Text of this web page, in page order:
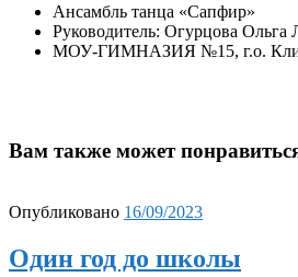
Ансамбль танца «Сапфир»
Руководитель: Огурцова Ольга
МОУ-ГИМНАЗИЯ №15, г.о.
Вам также может
Опубликовано 16/09/2023
Один год до школы